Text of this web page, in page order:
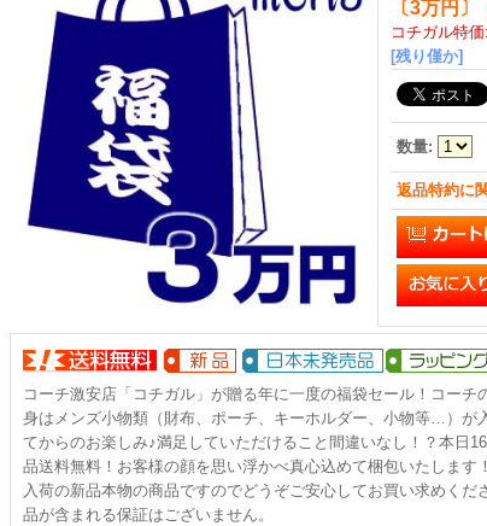
〔3万円〕
コチガル特価:
[残り僅か]
数量:
返品特約に
コーチ激安店「コチガル」が贈る年に一度の福袋セール！コーチ
身はメンズ小物類（財布、ポーチ、キーホルダー、小物等…）が
てからのお楽しみ♪満足していただけること間違いなし！？本日
品送料無料！お客様の顔を思い浮かべ真心込めて梱包いたします
入荷の新品本物の商品ですのでどうぞご安心してお買い求めく
品が含まれる保証はございません。